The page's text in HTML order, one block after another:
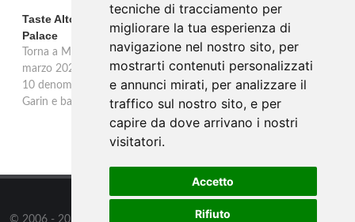
tecniche di tracciamento per
migliorare la tua esperienza di
navigazione nel nostro sito, per
mostrarti contenuti personalizzati
e annunci mirati, per analizzare il
traffico sul nostro sito, e per
capire da dove arrivano i nostri
visitatori.
Accetto
Rifiuto
Taste Alto Piemonte a Milano: 33 produttori al Westin
Palace
Torna a Milano l'appuntamento con i vini dell'Alto Piemonte. Il 9
marzo 2026 all'Hotel Westin Palace 33 produttori presentano le
10 denominazioni del territorio. Due masterclass condotte da Altai
Garin e banchi d'assaggio dalle 14:30 alle 20:30.
© 2006 - 2026 all rights reserved.